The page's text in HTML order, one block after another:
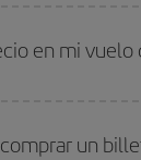
con
en mi vuelo
un